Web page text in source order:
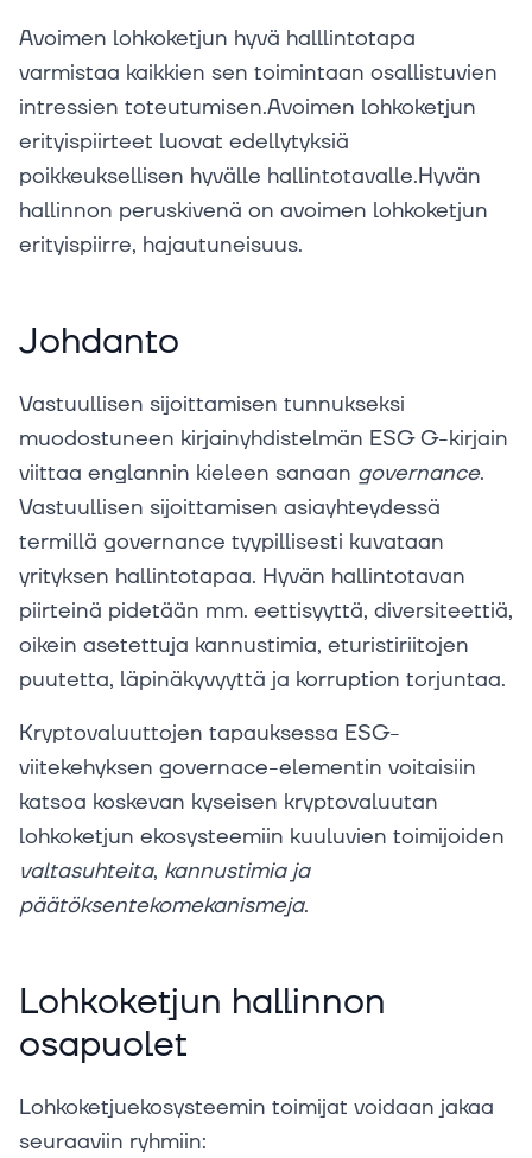
Avoimen lohkoketjun hyvä halllintotapa
varmistaa kaikkien sen toimintaan osallistuvien
intressien toteutumisen.Avoimen lohkoketjun
erityispiirteet luovat edellytyksiä
poikkeuksellisen hyvälle hallintotavalle.Hyvän
hallinnon peruskivenä on avoimen lohkoketjun
erityispiirre, hajautuneisuus.
Johdanto
Vastuullisen sijoittamisen tunnukseksi
muodostuneen kirjainyhdistelmän ESG G-kirjain
viittaa englannin kieleen sanaan governance.
Vastuullisen sijoittamisen asiayhteydessä
termillä governance tyypillisesti kuvataan
yrityksen hallintotapaa. Hyvän hallintotavan
piirteinä pidetään mm. eettisyyttä, diversiteettiä,
oikein asetettuja kannustimia, eturistiriitojen
puutetta, läpinäkyvyyttä ja korruption torjuntaa.
Kryptovaluuttojen tapauksessa ESG-
viitekehyksen governace-elementin voitaisiin
katsoa koskevan kyseisen kryptovaluutan
lohkoketjun ekosysteemiin kuuluvien toimijoiden
valtasuhteita, kannustimia ja
päätöksentekomekanismeja.
Lohkoketjun hallinnon
osapuolet
Lohkoketjuekosysteemin toimijat voidaan jakaa
seuraaviin ryhmiin: